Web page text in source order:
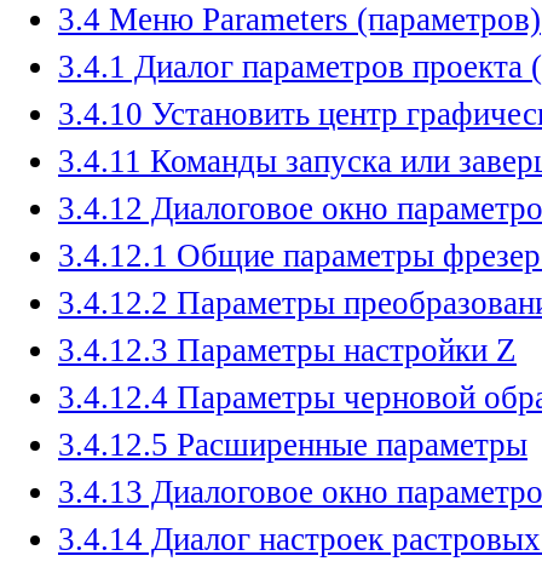
3.4 Меню Parameters (параметров)
3.4.1 Диалог параметров проекта
3.4.10 Установить центр
3.4.11 Команды запуска или
3.4.12 Диалоговое окно
3.4.12.1 Общие параметры
3.4.12.2 Параметры
3.4.12.3 Параметры настройки Z
3.4.12.4 Параметры черновой
3.4.12.5 Расширенные параметры
3.4.13 Диалоговое окно
3.4.14 Диалог настроек